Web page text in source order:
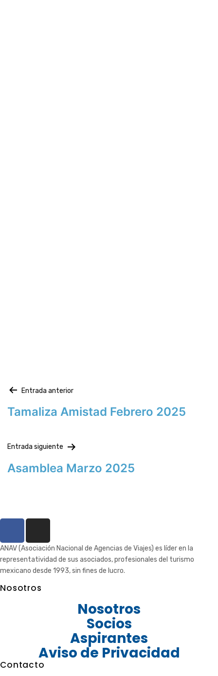
Entrada anterior
Tamaliza Amistad Febrero 2025
Entrada siguiente
Asamblea Marzo 2025
ANAV (Asociación Nacional de Agencias de Viajes) es líder en la
representatividad de sus asociados, profesionales del turismo
mexicano desde 1993, sin fines de lucro.
Nosotros
Nosotros
Socios
Aspirantes
Aviso de Privacidad
Contacto